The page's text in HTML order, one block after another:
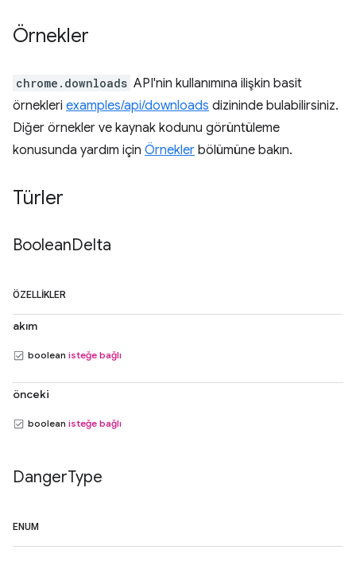
Örnekler
chrome.downloads API'nin kullanımına ilişkin basit
örnekleri examples/api/downloads dizininde bulabilirsiniz.
Diğer örnekler ve kaynak kodunu görüntüleme
konusunda yardım için Örnekler bölümüne bakın.
Türler
BooleanDelta
ÖZELLIKLER
akım
boolean isteğe bağlı
önceki
boolean isteğe bağlı
DangerType
ENUM